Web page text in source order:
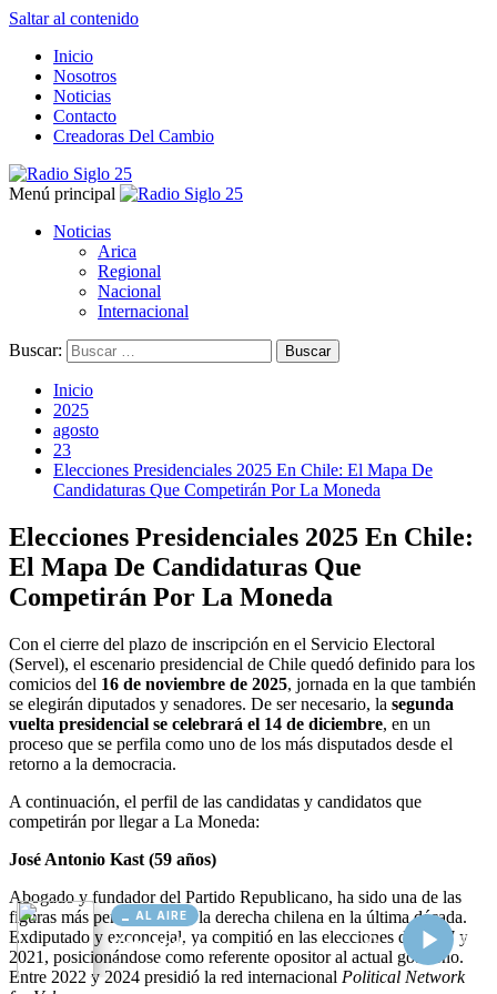
AL AIRE
Cargando...
Conectando...